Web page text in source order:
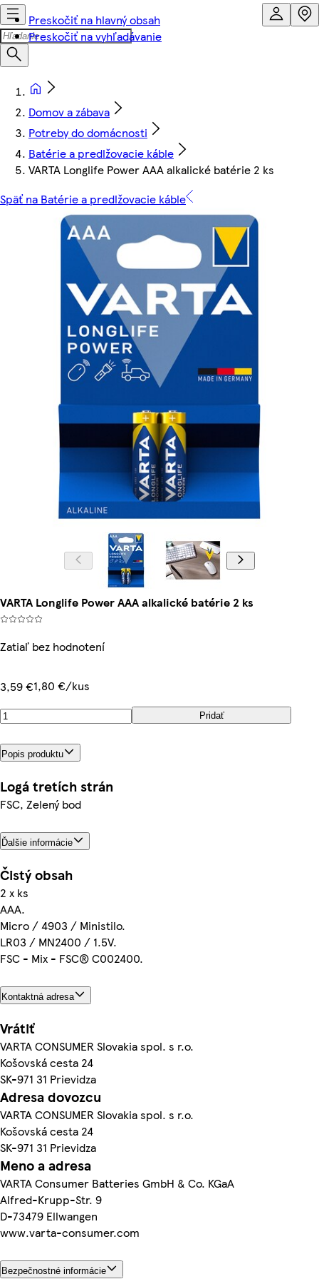
Preskočiť na hlavný obsah
Preskočiť na vyhľadávanie
Domov a zábava
Potreby do domácnosti
Batérie a predlžovacie káble
VARTA Longlife Power AAA alkalické batérie 2 ks
Späť na Batérie a predlžovacie káble
VARTA Longlife Power AAA alkalické batérie 2 ks
Zatiaľ bez hodnotení
3,59 €1,80 €/kus
Pridať
Popis produktu
Logá tretích strán
FSC, Zelený bod
Ďalšie informácie
Čistý obsah
2 x ks
AAA.
Micro / 4903 / Ministilo.
LR03 / MN2400 / 1.5V.
FSC - Mix - FSC® C002400.
Kontaktná adresa
Vrátiť
VARTA CONSUMER Slovakia spol. s r.o.
Košovská cesta 24
SK-971 31 Prievidza
Adresa dovozcu
VARTA CONSUMER Slovakia spol. s r.o.
Košovská cesta 24
SK-971 31 Prievidza
Meno a adresa
VARTA Consumer Batteries GmbH & Co. KGaA
Alfred-Krupp-Str. 9
D-73479 Ellwangen
www.varta-consumer.com
Bezpečnostné informácie